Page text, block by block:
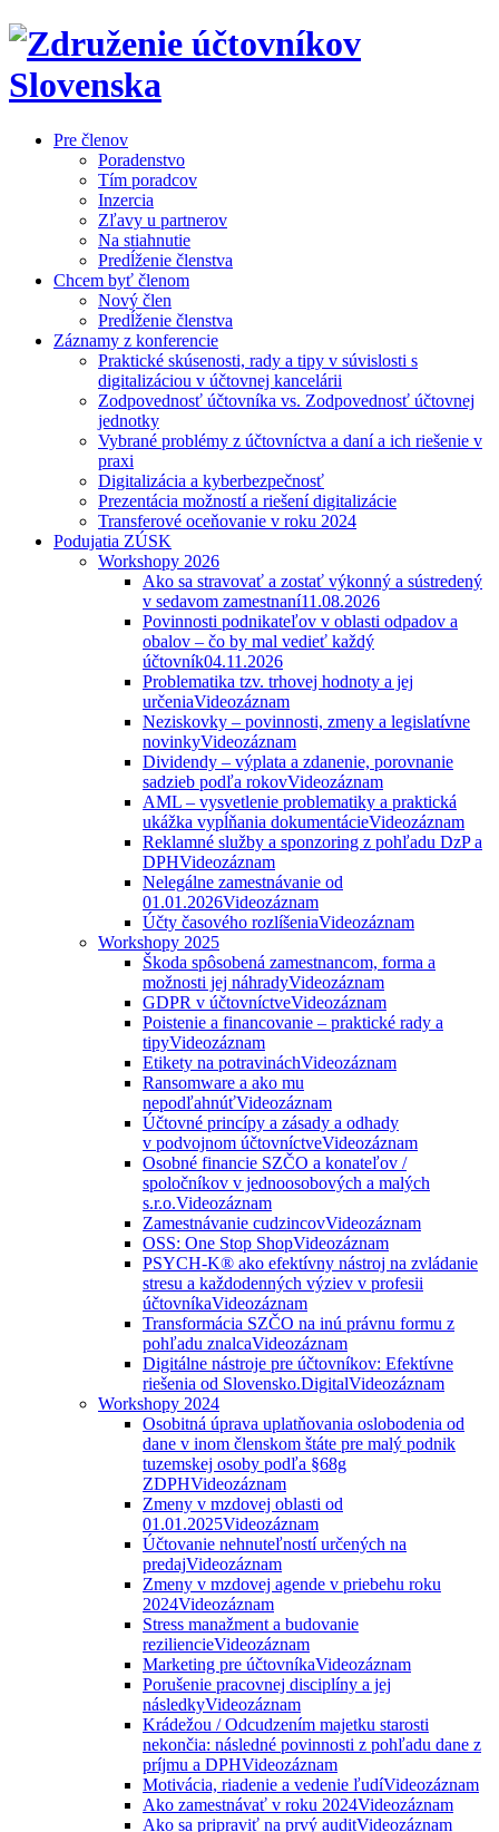
Pre členov
Poradenstvo
Tím poradcov
Inzercia
Zľavy u partnerov
Na stiahnutie
Predĺženie členstva
Chcem byť členom
Nový člen
Predĺženie členstva
Záznamy z konferencie
Praktické skúsenosti, rady a tipy v súvislosti s
digitalizáciou v účtovnej kancelárii
Zodpovednosť účtovníka vs. Zodpovednosť účtovnej
jednotky
Vybrané problémy z účtovníctva a daní a ich riešenie v
praxi
Digitalizácia a kyberbezpečnosť
Prezentácia možností a riešení digitalizácie
Transferové oceňovanie v roku 2024
Podujatia ZÚSK
Workshopy 2026
Ako sa stravovať a zostať výkonný a sústredený
v sedavom zamestnaní11.08.2026
Povinnosti podnikateľov v oblasti odpadov a
obalov – čo by mal vedieť každý
účtovník04.11.2026
Problematika tzv. trhovej hodnoty a jej
určeniaVideozáznam
Neziskovky – povinnosti, zmeny a legislatívne
novinkyVideozáznam
Dividendy – výplata a zdanenie, porovnanie
sadzieb podľa rokovVideozáznam
AML – vysvetlenie problematiky a praktická
ukážka vypĺňania dokumentácieVideozáznam
Reklamné služby a sponzoring z pohľadu DzP a
DPHVideozáznam
Nelegálne zamestnávanie od
01.01.2026Videozáznam
Účty časového rozlíšeniaVideozáznam
Workshopy 2025
Škoda spôsobená zamestnancom, forma a
možnosti jej náhradyVideozáznam
GDPR v účtovníctveVideozáznam
Poistenie a financovanie – praktické rady a
tipyVideozáznam
Etikety na potravináchVideozáznam
Ransomware a ako mu
nepodľahnúťVideozáznam
Účtovné princípy a zásady a odhady
v podvojnom účtovníctveVideozáznam
Osobné financie SZČO a konateľov /
spoločníkov v jednoosobových a malých
s.r.o.Videozáznam
Zamestnávanie cudzincovVideozáznam
OSS: One Stop ShopVideozáznam
PSYCH-K® ako efektívny nástroj na zvládanie
stresu a každodenných výziev v profesii
účtovníkaVideozáznam
Transformácia SZČO na inú právnu formu z
pohľadu znalcaVideozáznam
Digitálne nástroje pre účtovníkov: Efektívne
riešenia od Slovensko.DigitalVideozáznam
Workshopy 2024
Osobitná úprava uplatňovania oslobodenia od
dane v inom členskom štáte pre malý podnik
tuzemskej osoby podľa §68g
ZDPHVideozáznam
Zmeny v mzdovej oblasti od
01.01.2025Videozáznam
Účtovanie nehnuteľností určených na
predajVideozáznam
Zmeny v mzdovej agende v priebehu roku
2024Videozáznam
Stress manažment a budovanie
reziliencieVideozáznam
Marketing pre účtovníkaVideozáznam
Porušenie pracovnej disciplíny a jej
následkyVideozáznam
Krádežou / Odcudzením majetku starosti
nekončia: následné povinnosti z pohľadu dane z
príjmu a DPHVideozáznam
Motivácia, riadenie a vedenie ľudíVideozáznam
Ako zamestnávať v roku 2024Videozáznam
Ako sa pripraviť na prvý auditVideozáznam